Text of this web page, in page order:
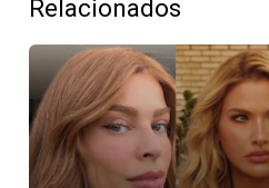
Relacionados